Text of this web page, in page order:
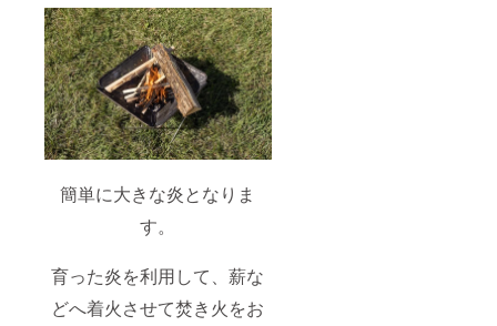
簡単に大きな炎となりま
す。
育った炎を利用して、薪な
どへ着火させて焚き火をお